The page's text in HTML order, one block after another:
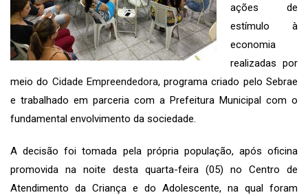
ações de
estímulo à
economia
realizadas por
meio do Cidade Empreendedora, programa criado pelo Sebrae
e trabalhado em parceria com a Prefeitura Municipal com o
fundamental envolvimento da sociedade.
A decisão foi tomada pela própria população, após oficina
promovida na noite desta quarta-feira (05) no Centro de
Atendimento da Criança e do Adolescente, na qual foram